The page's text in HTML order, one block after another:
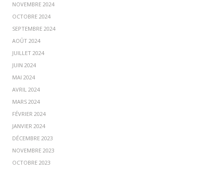
NOVEMBRE 2024
OCTOBRE 2024
SEPTEMBRE 2024
AOÛT 2024
JUILLET 2024
JUIN 2024
MAI 2024
AVRIL 2024
MARS 2024
FÉVRIER 2024
JANVIER 2024
DÉCEMBRE 2023
NOVEMBRE 2023
OCTOBRE 2023